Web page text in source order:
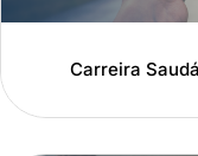
Carreira